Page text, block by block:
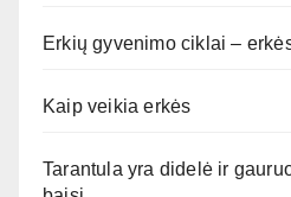
Erkių gyvenimo ciklai –
Kaip veikia erkės
Tarantula yra didelė ir